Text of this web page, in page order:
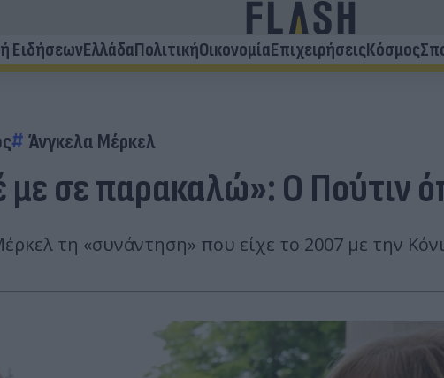
ΕιδήσεωνΕλλάδαΠολιτικήΟικονομίαΕπιχειρήσειςΚόσμος
Άνγκελα Μέρκελ
σε παρακαλώ»: Ο Πούτιν
τη «συνάντηση» που είχε το 2007 με την